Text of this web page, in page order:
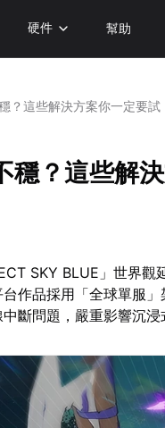
硬件 幫助
？這些解決方案你一定要試
？這些解
SKY BLUE」世界
作品採用「全球單服
斷問題，嚴重影響沉浸